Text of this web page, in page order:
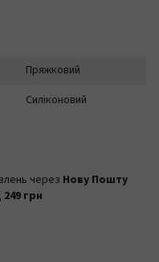
Пряжковий
Силіконовий
через Нову Пошту
249 грн